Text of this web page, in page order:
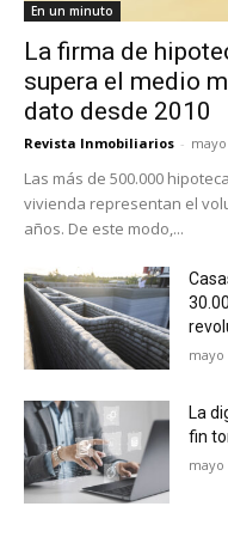
En un minuto
La firma de
supera el medio
dato desde 2010
Revista Inmobiliarios -
Las más de 500.000
vivienda representan el
años. De este modo,...
mayo
La
fin
mayo